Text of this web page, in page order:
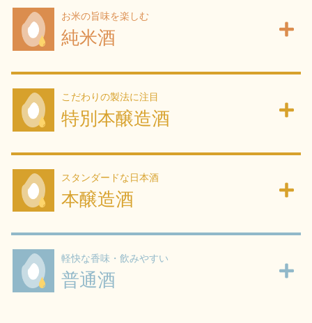
お米の旨味を楽しむ
純米酒
こだわりの製法に注目
特別本醸造酒
スタンダードな日本酒
本醸造酒
軽快な香味・飲みやすい
普通酒